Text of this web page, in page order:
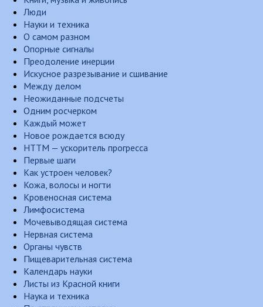
Люди
Науки и техника
О самом разном
Опорные сигналы
Преодоление инерции
Искусное разрезывание и сшивание
Между делом
Неожиданные подсчеты
Одним росчерком
Каждый может
Новое рождается всюду
НТТМ — ускоритель прогресса
Первые шаги
Как устроен человек?
Кожа, волосы и ногти
Кровеносная система
Лимфосистема
Мочевыводящая система
Нервная система
Органы чувств
Пищеварительная система
Календарь науки
Листы из Красной книги
Наука и техника